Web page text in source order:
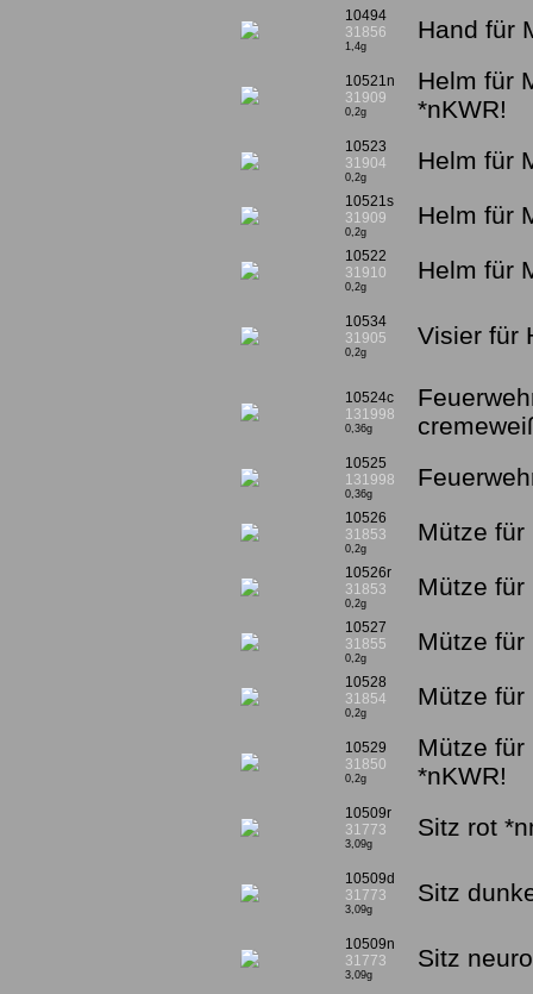
10494
31856
1,4g
Hand für
10521n
31909
0,2g
Helm für
*nKWR!
10523
31904
0,2g
Helm für
10521s
31909
0,2g
Helm für
10522
31910
0,2g
Helm für
10534
31905
0,2g
Visier für
10524c
131998
0,36g
10525
131998
0,36g
10526
31853
0,2g
Mütze für
10526r
31853
0,2g
Mütze für
10527
31855
0,2g
Mütze für
10528
31854
0,2g
Mütze für
10529
31850
0,2g
Mütze für
*nKWR!
10509r
31773
3,09g
Sitz rot
10509d
31773
3,09g
Sitz
10509n
31773
3,09g
Sitz